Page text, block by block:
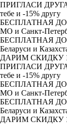
ПРИГЛАСИ
тебе и -15% другу
БЕСПЛАТНАЯ
МО и Санкт-
БЕСПЛАТНАЯ
Беларуси и
ДАРИМ СКИДКУ
ПРИГЛАСИ
тебе и -15% другу
БЕСПЛАТНАЯ
МО и Санкт-
БЕСПЛАТНАЯ
Беларуси и
ДАРИМ СКИДКУ